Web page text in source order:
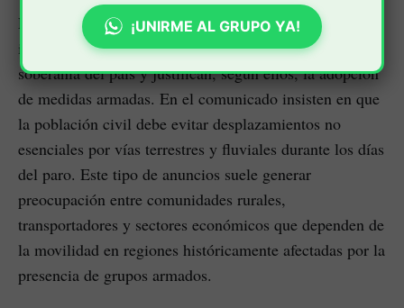
La guerrilla también sostuvo que las “amenazas
intervencionistas” de Trump ponen en riesgo la
soberanía del país y justifican, según ellos, la adopción
de medidas armadas. En el comunicado insisten en que
la población civil debe evitar desplazamientos no
esenciales por vías terrestres y fluviales durante los días
del paro. Este tipo de anuncios suele generar
preocupación entre comunidades rurales,
transportadores y sectores económicos que dependen de
la movilidad en regiones históricamente afectadas por la
presencia de grupos armados.
¡UNIRME AL GRUPO YA!